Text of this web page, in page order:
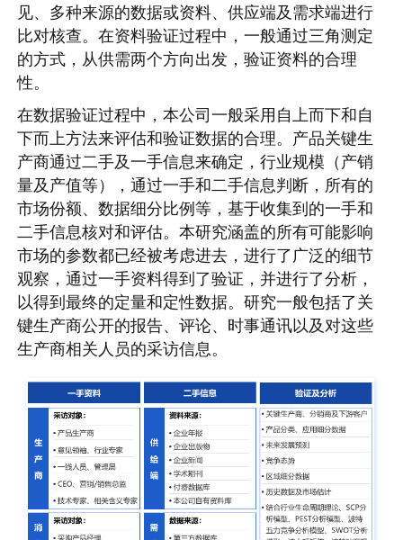
见、多种来源的数据或资料、供应端及需求端进行
比对核查。在资料验证过程中，一般通过三角测定
的方式，从供需两个方向出发，验证资料的合理
性。
在数据验证过程中，本公司一般采用自上而下和自
下而上方法来评估和验证数据的合理。产品关键生
产商通过二手及一手信息来确定，行业规模（产销
量及产值等），通过一手和二手信息判断，所有的
市场份额、数据细分比例等，基于收集到的一手和
二手信息核对和评估。本研究涵盖的所有可能影响
市场的参数都已经被考虑进去，进行了广泛的细节
观察，通过一手资料得到了验证，并进行了分析，
以得到最终的定量和定性数据。研究一般包括了关
键生产商公开的报告、评论、时事通讯以及对这些
生产商相关人员的采访信息。